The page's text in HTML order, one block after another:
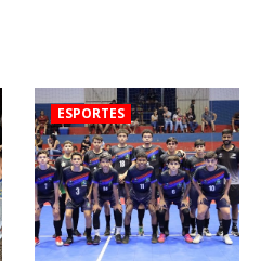
ESPORTES